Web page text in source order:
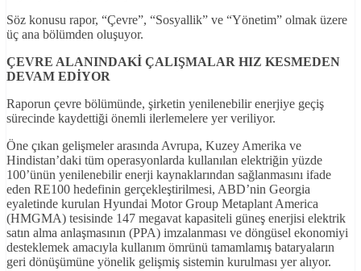
Söz konusu rapor, “Çevre”, “Sosyallik” ve “Yönetim” olmak üzere
üç ana bölümden oluşuyor.
ÇEVRE ALANINDAKİ ÇALIŞMALAR HIZ KESMEDEN
DEVAM EDİYOR
Raporun çevre bölümünde, şirketin yenilenebilir enerjiye geçiş
sürecinde kaydettiği önemli ilerlemelere yer veriliyor.
Öne çıkan gelişmeler arasında Avrupa, Kuzey Amerika ve
Hindistan’daki tüm operasyonlarda kullanılan elektriğin yüzde
100’ünün yenilenebilir enerji kaynaklarından sağlanmasını ifade
eden RE100 hedefinin gerçekleştirilmesi, ABD’nin Georgia
eyaletinde kurulan Hyundai Motor Group Metaplant America
(HMGMA) tesisinde 147 megavat kapasiteli güneş enerjisi elektrik
satın alma anlaşmasının (PPA) imzalanması ve döngüsel ekonomiyi
desteklemek amacıyla kullanım ömrünü tamamlamış bataryaların
geri dönüşümüne yönelik gelişmiş sistemin kurulması yer alıyor.